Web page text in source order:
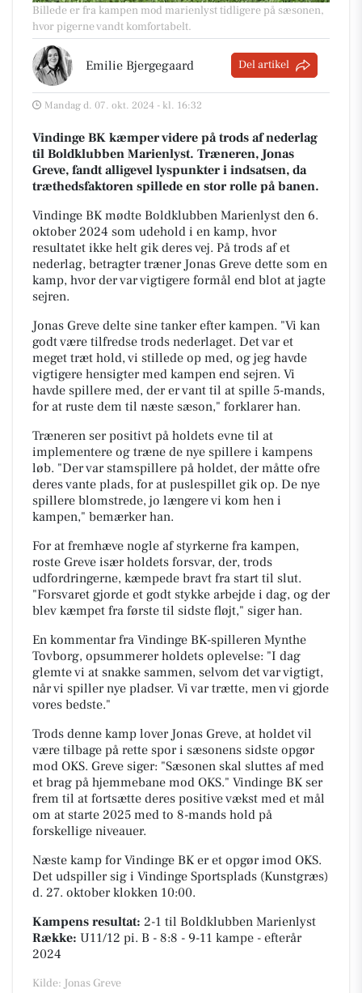
Billede er fra kampen mod marienlyst tidligere på sæsonen,
hvor pigerne vandt komfortabelt.
Emilie Bjergegaard Del artikel
Mandag d. 07. okt. 2024 - kl. 16:32
Vindinge BK kæmper videre på trods af nederlag
til Boldklubben Marienlyst. Træneren, Jonas
Greve, fandt alligevel lyspunkter i indsatsen, da
træthedsfaktoren spillede en stor rolle på banen.
Vindinge BK mødte Boldklubben Marienlyst den 6.
oktober 2024 som udehold i en kamp, hvor
resultatet ikke helt gik deres vej. På trods af et
nederlag, betragter træner Jonas Greve dette som en
kamp, hvor der var vigtigere formål end blot at jagte
sejren.
Jonas Greve delte sine tanker efter kampen. "Vi kan
godt være tilfredse trods nederlaget. Det var et
meget træt hold, vi stillede op med, og jeg havde
vigtigere hensigter med kampen end sejren. Vi
havde spillere med, der er vant til at spille 5-mands,
for at ruste dem til næste sæson," forklarer han.
Træneren ser positivt på holdets evne til at
implementere og træne de nye spillere i kampens
løb. "Der var stamspillere på holdet, der måtte ofre
deres vante plads, for at puslespillet gik op. De nye
spillere blomstrede, jo længere vi kom hen i
kampen," bemærker han.
For at fremhæve nogle af styrkerne fra kampen,
roste Greve især holdets forsvar, der, trods
udfordringerne, kæmpede bravt fra start til slut.
"Forsvaret gjorde et godt stykke arbejde i dag, og der
blev kæmpet fra første til sidste fløjt," siger han.
En kommentar fra Vindinge BK-spilleren Mynthe
Tovborg, opsummerer holdets oplevelse: "I dag
glemte vi at snakke sammen, selvom det var vigtigt,
når vi spiller nye pladser. Vi var trætte, men vi gjorde
vores bedste."
Trods denne kamp lover Jonas Greve, at holdet vil
være tilbage på rette spor i sæsonens sidste opgør
mod OKS. Greve siger: "Sæsonen skal sluttes af med
et brag på hjemmebane mod OKS." Vindinge BK ser
frem til at fortsætte deres positive vækst med et mål
om at starte 2025 med to 8-mands hold på
forskellige niveauer.
Næste kamp for Vindinge BK er et opgør imod OKS.
Det udspiller sig i Vindinge Sportsplads (Kunstgræs)
d. 27. oktober klokken 10:00.
Kampens resultat: 2-1 til Boldklubben Marienlyst
Række: U11/12 pi. B - 8:8 - 9-11 kampe - efterår
2024
Kilde: Jonas Greve